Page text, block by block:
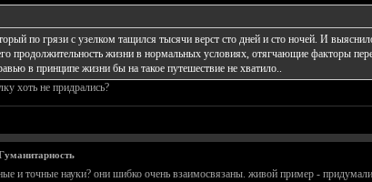
по грязи с узелком тащился тысячи верст сто дней и сто ночей. И
продолжительность жизни в нормальных условиях, отягчающие факторы
в принципе жизни бы на такое путешествие не хватило..
хоть не придрались?
и точные науки? они шибко очень взаимосвязаны. живой пример -